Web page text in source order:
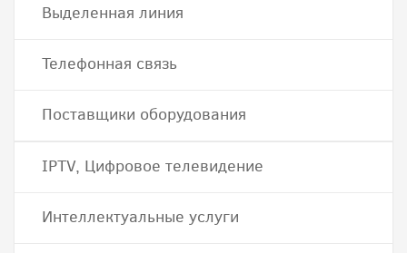
Выделенная линия
Телефонная связь
Поставщики оборудования
IPTV, Цифровое телевидение
Интеллектуальные услуги